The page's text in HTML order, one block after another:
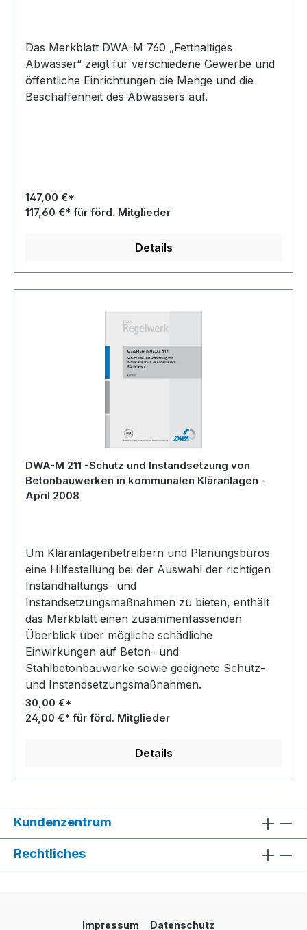
Das Merkblatt DWA-M 760 „Fetthaltiges
Abwasser“ zeigt für verschiedene Gewerbe und
öffentliche Einrichtungen die Menge und die
Beschaffenheit des Abwassers auf.
147,00 €*
117,60 €* für förd. Mitglieder
Details
DWA-M 211 -Schutz und Instandsetzung von
Betonbauwerken in kommunalen Kläranlagen -
April 2008
Um Kläranlagenbetreibern und Planungsbüros
eine Hilfestellung bei der Auswahl der richtigen
Instandhaltungs- und
Instandsetzungsmaßnahmen zu bieten, enthält
das Merkblatt einen zusammenfassenden
Überblick über mögliche schädliche
Einwirkungen auf Beton- und
Stahlbetonbauwerke sowie geeignete Schutz-
und Instandsetzungsmaßnahmen.
30,00 €*
24,00 €* für förd. Mitglieder
Details
Kundenzentrum
Rechtliches
Impressum Datenschutz